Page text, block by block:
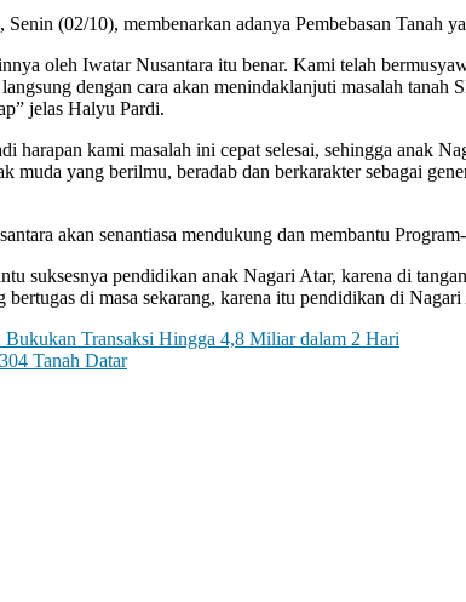
(02/10), membenarkan adanya Pembebasan Tanah
oleh Iwatar Nusantara itu benar. Kami telah
dengan cara akan menindaklanjuti masalah
jelas Halyu Pardi.
kami masalah ini cepat selesai, sehingga anak
yang berilmu, beradab dan berkarakter sebagai
akan senantiasa mendukung dan membantu
suksesnya pendidikan anak Nagari Atar, karena di
di masa sekarang, karena itu pendidikan di
Transaksi Hingga 4,8 Miliar dalam 2 Hari
Tanah Datar